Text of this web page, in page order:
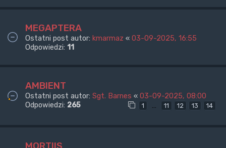
MEGAPTERA
Ostatni post autor: kmarmaz « 03-09-2025, 16:55
Odpowiedzi: 11
AMBIENT
Ostatni post autor: Sgt. Barnes « 03-09-2025, 08:00
Odpowiedzi: 265 1 … 11 12 13 14